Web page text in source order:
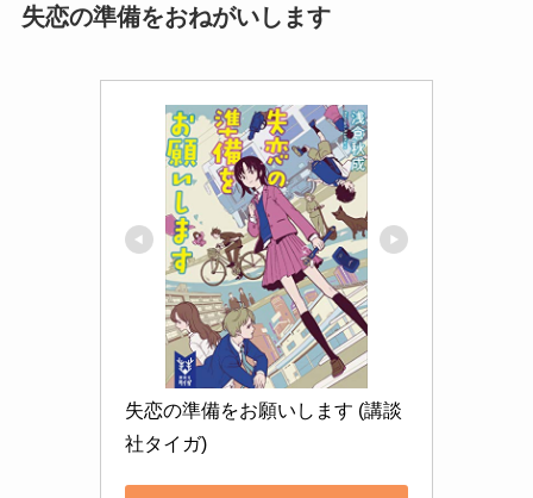
失恋の準備をおねがいします
失恋の準備をお願いします (講談
社タイガ)